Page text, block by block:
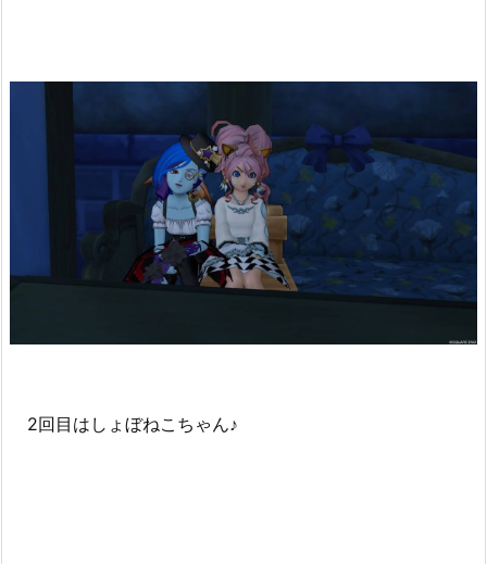
2回目はしょぼねこちゃん♪